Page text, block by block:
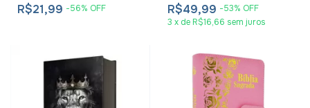
R$21,99 -56% OFF R$49,99 -53% OFF
3 x de R$16,66 sem juros